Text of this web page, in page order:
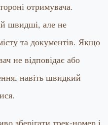
отримувача.
швидші, але не
та документів. Якщо
не відповідає або
навіть швидкий
зберігати трек-номер і